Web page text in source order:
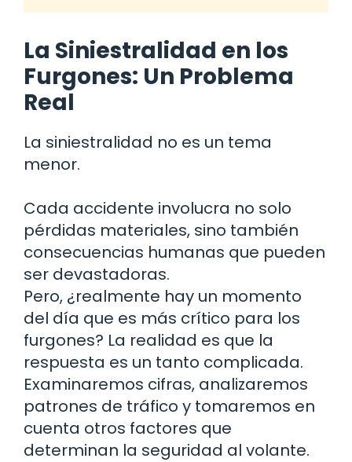
La Siniestralidad en los
Furgones: Un Problema
Real
La siniestralidad no es un tema
menor.
Cada accidente involucra no solo
pérdidas materiales, sino también
consecuencias humanas que pueden
ser devastadoras.
Pero, ¿realmente hay un momento
del día que es más crítico para los
furgones? La realidad es que la
respuesta es un tanto complicada.
Examinaremos cifras, analizaremos
patrones de tráfico y tomaremos en
cuenta otros factores que
determinan la seguridad al volante.